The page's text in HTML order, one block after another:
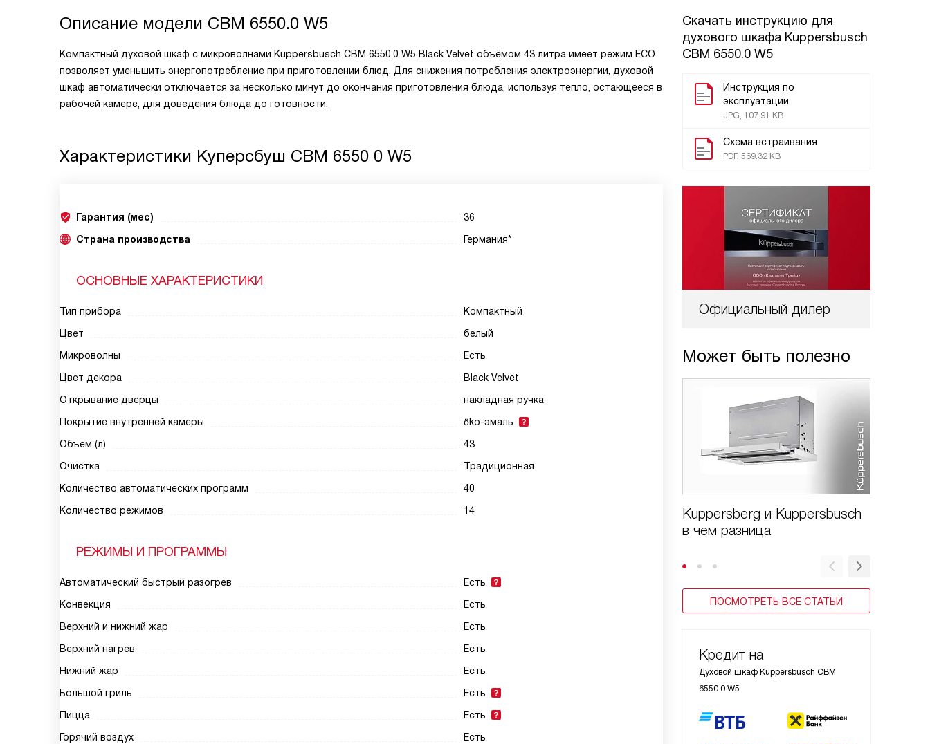
Скачать инструкцию для
духового шкафа Kuppersbusch
CBM 6550.0 W5
Инструкция по
эксплуатации
JPG, 107.91 KB
Схема встраивания
PDF, 569.32 KB
Официальный дилер
Может быть полезно
Kuppersberg и Kuppersbusch
в чем разница
ПОСМОТРЕТЬ ВСЕ СТАТЬИ
Кредит на
Духовой шкаф Kuppersbusch CBM
6550.0 W5
Описание модели CBM 6550.0 W5
Компактный духовой шкаф с микроволнами Kuppersbusch CBM 6550.0 W5 Black Velvet объёмом 43 литра имеет режим ECO
позволяет уменьшить энергопотребление при приготовлении блюд. Для снижения потребления электроэнергии, духовой
шкаф автоматически отключается за несколько минут до окончания приготовления блюда, используя тепло, остающееся в
рабочей камере, для доведения блюда до готовности.
Характеристики Куперсбуш CBM 6550 0 W5
Гарантия (мес)
36
Страна производства
Германия*
ОСНОВНЫЕ ХАРАКТЕРИСТИКИ
Тип прибора
Компактный
Цвет
белый
Микроволны
Есть
Цвет декора
Black Velvet
Открывание дверцы
накладная ручка
Покрытие внутренней камеры
öko-эмаль
Объем (л)
43
Очистка
Традиционная
Количество автоматических программ
40
Количество режимов
14
РЕЖИМЫ И ПРОГРАММЫ
Автоматический быстрый разогрев
Есть
Конвекция
Есть
Верхний и нижний жар
Есть
Верхний нагрев
Есть
Нижний жар
Есть
Большой гриль
Есть
Пицца
Есть
Горячий воздух
Есть